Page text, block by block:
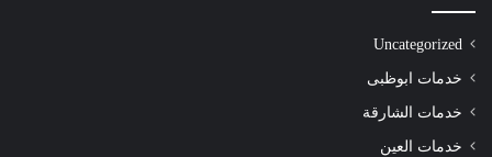
Uncategorized
خدمات ابوظبى
خدمات الشارقة
خدمات العين